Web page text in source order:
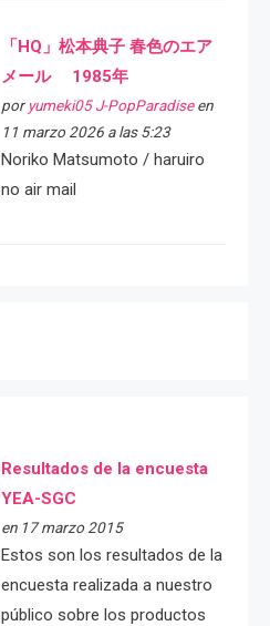
「HQ」松本典子 春色のエア
メール 1985年
por yumeki05 J-PopParadiseen
11 marzo 2026 a las 5:23
Noriko Matsumoto / haruiro
no air mail
Resultados de la encuesta
YEA-SGC
en 17 marzo 2015
Estos son los resultados de la
encuesta realizada a nuestro
público sobre los productos